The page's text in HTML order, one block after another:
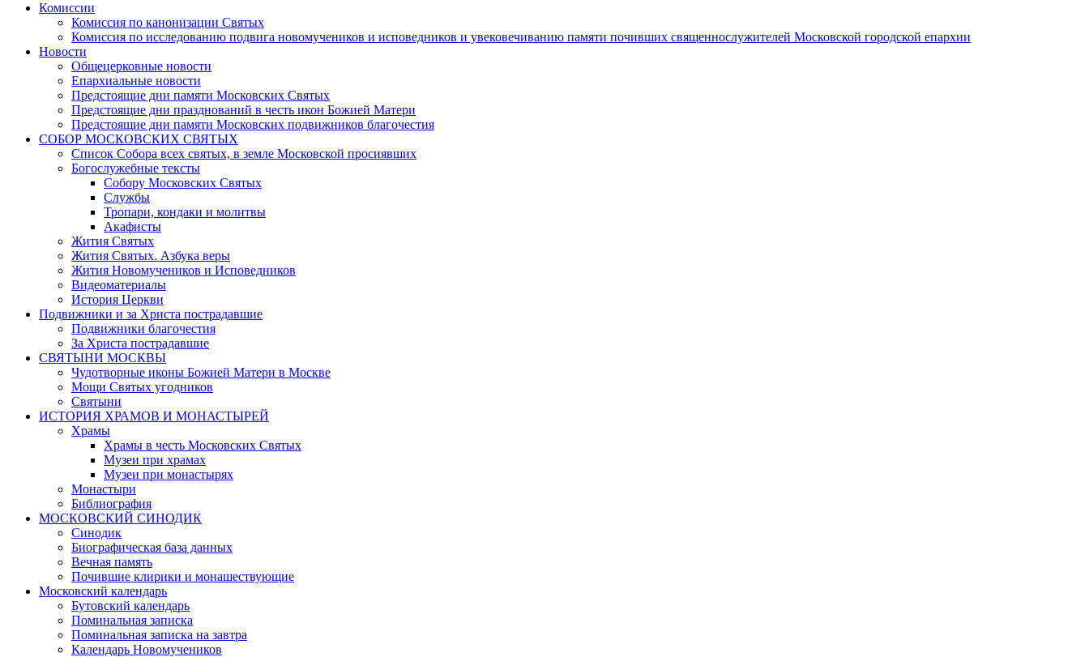
Комиссии
Комиссия по канонизации Святых
Комиссия по исследованию подвига новомучеников и исповедников и увековечиванию памяти почивших священнослужителей Московской городской епархии
Новости
Общецерковные новости
Епархиальные новости
Предстоящие дни памяти Московских Святых
Предстоящие дни празднований в честь икон Божией Матери
Предстоящие дни памяти Московских подвижников благочестия
СОБОР МОСКОВСКИХ СВЯТЫХ
Список Собора всех святых, в земле Московской просиявших
Богослужебные тексты
Собору Московских Святых
Службы
Тропари, кондаки и молитвы
Акафисты
Жития Святых
Жития Святых. Азбука веры
Жития Новомучеников и Исповедников
Видеоматериалы
История Церкви
Подвижники и за Христа пострадавшие
Подвижники благочестия
За Христа пострадавшие
СВЯТЫНИ МОСКВЫ
Чудотворные иконы Божией Матери в Москве
Мощи Святых угодников
Святыни
ИСТОРИЯ ХРАМОВ И МОНАСТЫРЕЙ
Храмы
Храмы в честь Московских Святых
Музеи при храмах
Музеи при монастырях
Монастыри
Библиография
МОСКОВСКИЙ СИНОДИК
Синодик
Биографическая база данных
Вечная память
Почившие клирики и монашествующие
Московский календарь
Бутовский календарь
Поминальная записка
Поминальная записка на завтра
Календарь Новомучеников